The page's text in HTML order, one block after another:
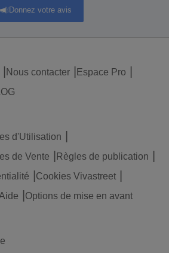
Donnez votre avis
Nous contacter
Espace Pro
d'Utilisation
de Vente
Règles de publication
Cookies Vivastreet
Options de mise en avant